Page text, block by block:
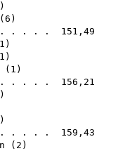
)
6 )
. . . 151,49
1 )
)
( 1 )
. . . 156,21
)
)
. . . 159,43
( 2 )